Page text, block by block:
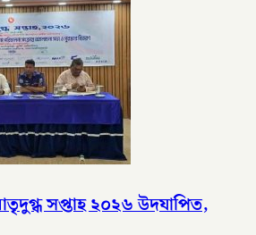
সপ্তাহ ২০২৬ উদযাপিত,